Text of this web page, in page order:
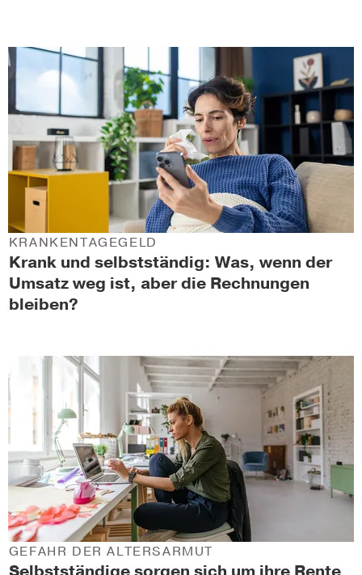
Krank und selbstständig: Was, wenn der
Umsatz weg ist, aber die Rechnungen
bleiben?
KRANKENTAGEGELD
GEFAHR DER ALTERSARMUT